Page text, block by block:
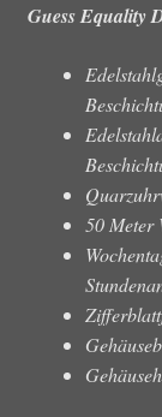
Guess Equality
50 Meter